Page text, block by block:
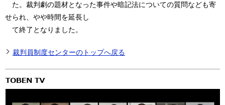
た。裁判劇の題材となった事件や暗記法についての質問なども寄
せられ、やや時間を延長し
て終了となりました。
裁判員制度センターのトップへ戻る